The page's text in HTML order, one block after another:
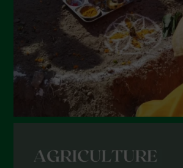
Aprile 2022
Marzo 2022
Febbraio 2022
Gennaio 2022
Dicembre 2021
Novembre 2021
Settembre 2021